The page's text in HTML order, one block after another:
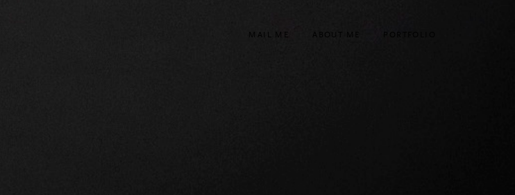
MAIL ME ABOUT ME